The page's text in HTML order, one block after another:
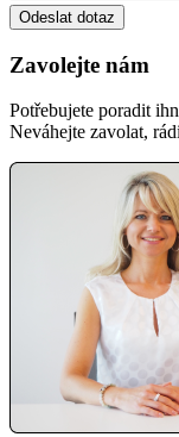
Odeslat dotaz
Zavolejte nám
Potřebujete poradit
Neváhejte zavolat,